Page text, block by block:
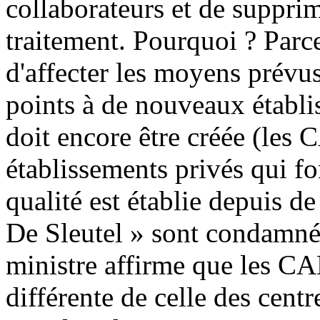
collaborateurs et de
traitement. Pourquoi ?
d'affecter les moyens
points à de nouveaux
doit encore être créée (les
établissements privés qui
qualité est établie depuis
De Sleutel » sont
ministre affirme que les
différente de celle des